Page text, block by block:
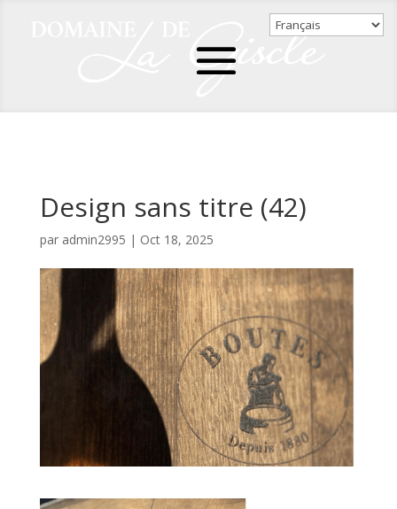
Design sans titre (42)
par admin2995 | Oct 18, 2025